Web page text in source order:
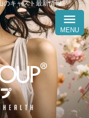
のキャスト最新情報
menu
MENU